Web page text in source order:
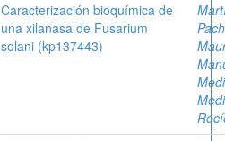
Caracterización bioquímica de
una xilanasa de Fusarium
solani (kp137443)